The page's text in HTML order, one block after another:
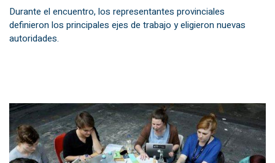
Durante el encuentro, los representantes provinciales
definieron los principales ejes de trabajo y eligieron nuevas
autoridades.